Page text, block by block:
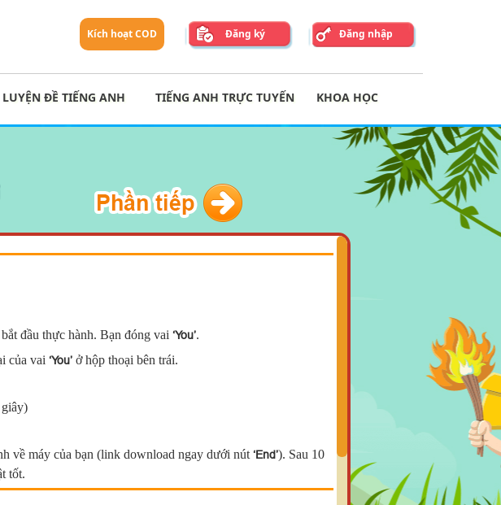
Đăng nhập
Đăng ký
Kích hoạt COD
LUYỆN ĐỀ TIẾNG ANH TIẾNG ANH TRỰC TUYẾN KHOA HỌC
đầu thực hành. Bạn đóng vai ‘You’.
của vai ‘You’ ở hộp thoại bên trái.
về máy của bạn (link download ngay dưới nút ‘End’). Sau 10
tốt.